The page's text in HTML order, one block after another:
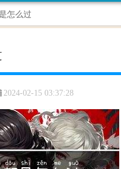
怎么过
2024-02-15 03:37:28